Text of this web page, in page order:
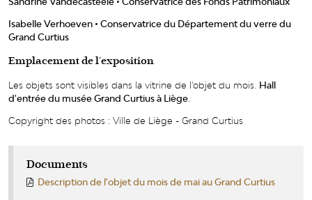
Isabelle Verhoeven • Conservatrice du Département du verre du
Grand Curtius
Emplacement de l'exposition
Les objets sont visibles dans la vitrine de l'objet du mois. Hall
d'entrée du musée Grand Curtius à Liège
Copyright des photos : Ville de Liège - Grand Curtius
Documents
Description de l'objet du mois de mai au Grand Curtius